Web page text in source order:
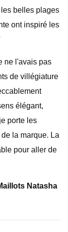
belles plages
ont inspiré les
ne l'avais pas
de villégiature
élégant,
porte les
la marque. La
pour aller de
Natasha